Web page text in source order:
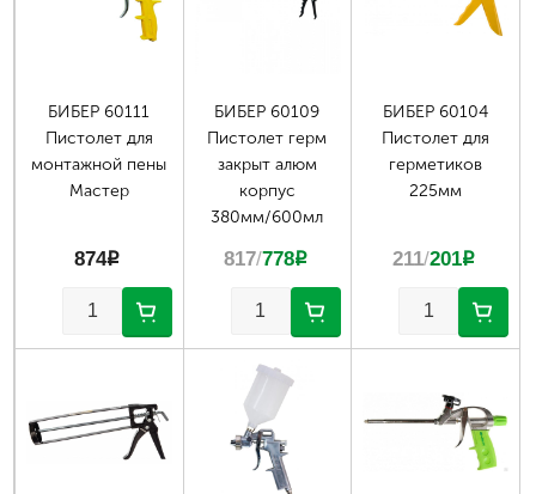
БИБЕР 60111
Пистолет для
монтажной пены
Мастер
874p
БИБЕР 60109
Пистолет герм
закрыт алюм
корпус
380мм/600мл
817/778p
БИБЕР 60104
Пистолет для
герметиков
225мм
211/201p